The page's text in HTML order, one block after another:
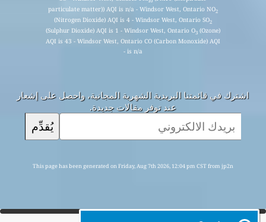
particulate matter)) AQI is n/a - Windsor West, Ontario NO
(Nitrogen Dioxide) AQI is 4 - Windsor West, Ontario SO
(Sulphur Dioxide) AQI is 1 - Windsor West, Ontario O 3(Ozone)
AQI is 43 - Windsor West, Ontario CO (Carbon Monoxide) AQI
is n/a -
اشترك في قائمتنا البريدية الشهرية المجانية، واحصل على إشعار
عند توفر مقالات جديدة.
يُقدِّم
This page has been generated on Friday, Aug 7th 2026, 12:04 pm CST from jp2n